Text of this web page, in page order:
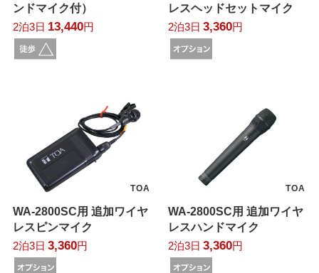
ンドマイク付）
2泊3日 13,440円
レスヘッドセットマイク
2泊3日 3,360円
WA-2800SC用 追加ワイヤ
レスピンマイク
2泊3日 3,360円
TOA
WA-2800SC用 追加ワイヤ
レスハンドマイク
2泊3日 3,360円
TOA